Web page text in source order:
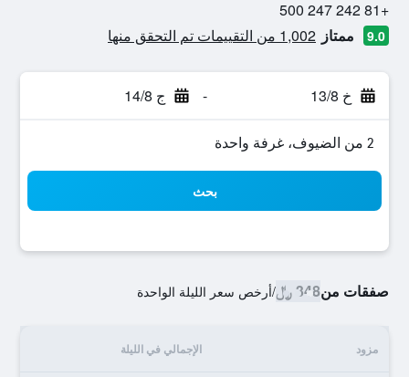
+81 242 247 500
9.0 ممتاز 1,002 من التقييمات تم التحقق منها
خ 13/8 - ج 14/8
2 من الضيوف، غرفة واحدة
بحث
صفقات من348 ﷼ /أرخص سعر الليلة الواحدة
مزود الإجمالي في الليلة